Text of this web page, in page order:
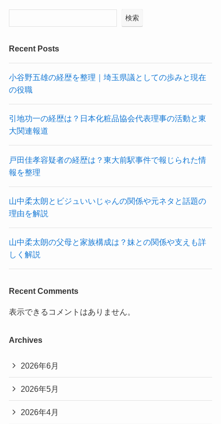
検索
Recent Posts
小谷野五雄の経歴を整理｜埼玉県議としての歩みと現在
の役職
引地功一の経歴は？日本化粧品協会代表理事の活動と東
大関連報道
戸田佳孝容疑者の経歴は？東大前駅事件で報じられた情
報を整理
山中柔太朗とビジュいいじゃんの関係や元ネタと話題の
理由を解説
山中柔太朗の父母と家族構成は？妹との関係や支えも詳
しく解説
Recent Comments
表示できるコメントはありません。
Archives
2026年6月
2026年5月
2026年4月